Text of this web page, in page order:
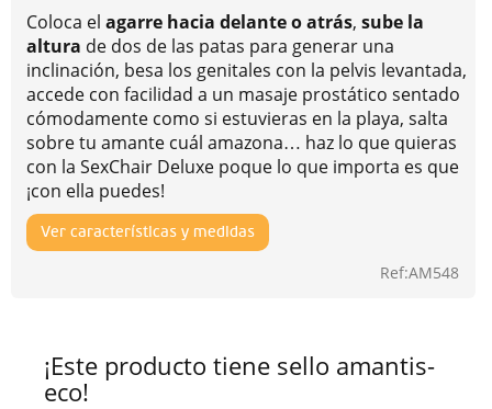
Coloca el agarre hacia delante o atrás, sube la
altura de dos de las patas para generar una
inclinación, besa los genitales con la pelvis levantada,
accede con facilidad a un masaje prostático sentado
cómodamente como si estuvieras en la playa, salta
sobre tu amante cuál amazona… haz lo que quieras
con la SexChair Deluxe poque lo que importa es que
¡con ella puedes!
Ver características y medidas
Ref:AM548
¡Este producto tiene sello amantis-
eco!